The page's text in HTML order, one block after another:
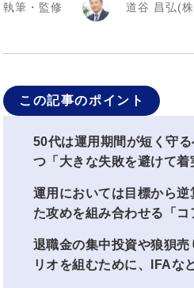
執筆・監修 道谷 昌弘(
この記事のポイント
50代は運用期間が短く守
つ「大きな失敗を避けて
運用においては目標から
た攻めを組み合わせる「
退職金の集中投資や狼狽
リオを組むために、IFAな